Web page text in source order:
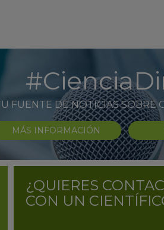
FUENTE DE NOTICIAS SOBRE
MÁS INFORMACIÓN
¿QUIERES
CON UN